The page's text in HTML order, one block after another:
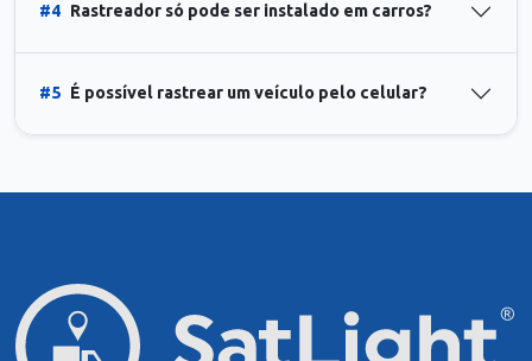
#4 Rastreador só pode ser instalado em carros?
#5 É possível rastrear um veículo pelo celular?